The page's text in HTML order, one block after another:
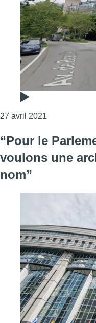
27 avril 2021
“Pour le
voulons une
nom”